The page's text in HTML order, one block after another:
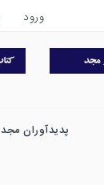
ورود
پدیدآوران مجد